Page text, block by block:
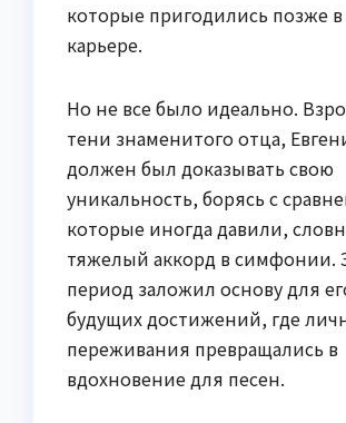
которые пригодились позже
карьере.
Но не все было идеально.
тени знаменитого отца,
должен был доказывать свою
уникальность, борясь с
которые иногда давили,
тяжелый аккорд в симфонии.
период заложил основу для
будущих достижений, где
переживания превращались в
вдохновение для песен.